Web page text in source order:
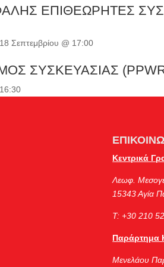
ΕΠΙΘΕΩΡΗΤΕΣ
18 Σεπτεμβρίου @ 17:00
ΣΥΣΚΕΥΑΣΙΑΣ
16:30
Κεντρικά
Λεωφ.
15343 Αγία
Τ: +30 210
Παράρτημα
Μενελάου